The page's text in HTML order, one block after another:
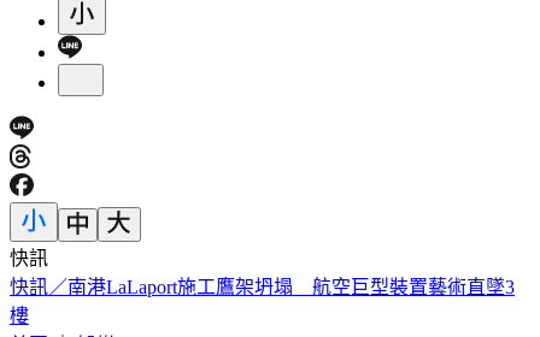
快訊
國家警報大響！下午2:30收「網路降速演習預告」
首頁